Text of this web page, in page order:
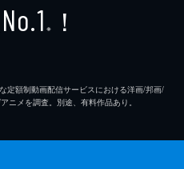
No.1 ※ ！
定額制動画配信サービスにおける洋画/邦画/
ニメを調査。別途、有料作品あり。